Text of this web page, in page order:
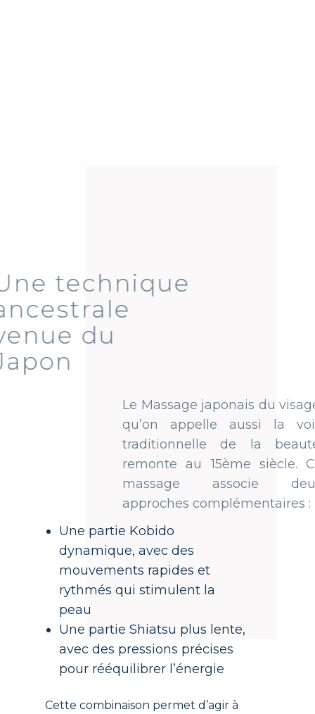
Une technique
ancestrale
venue du
Japon
Le ​Massage japonais du visage,
qu’on appelle aussi la voie
traditionnelle de la beauté,
remonte au 15ème siècle. Ce
massage associe deux
approches complémentaires :
Une partie Kobido
dynamique, avec des
mouvements rapides et
rythmés qui stimulent la
peau
Une partie Shiatsu plus lente,
avec des pressions précises
pour rééquilibrer l’énergie
Cette combinaison permet d’agir à